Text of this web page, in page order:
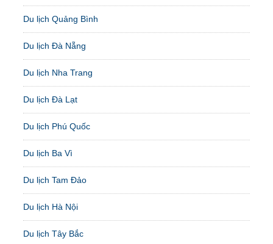
Du lịch Quảng Bình
Du lịch Đà Nẵng
Du lịch Nha Trang
Du lịch Đà Lạt
Du lịch Phú Quốc
Du lịch Ba Vì
Du lịch Tam Đảo
Du lịch Hà Nội
Du lịch Tây Bắc